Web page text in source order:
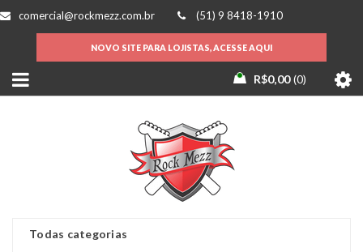
comercial@rockmezz.com.br (51) 9 8418-1910
NOVO SITE PARA LOJISTAS, ACESSE AQUI
R$0,00 0